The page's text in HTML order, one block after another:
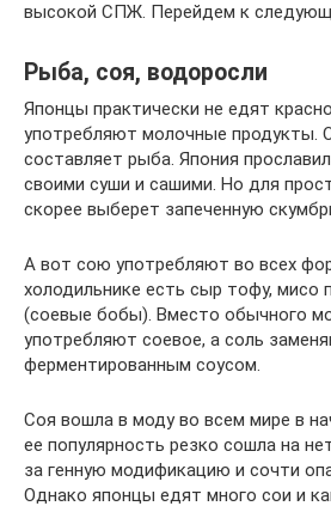
высокой СПЖ. Перейдем к
Рыба, соя, водоросли
Японцы практически не едят
употребляют молочные продукты.
составляет рыба. Япония
своими суши и сашими. Но для
скорее выберет запеченную
А вот сою употребляют во всех
холодильнике есть сыр тофу, мисо
(соевые бобы). Вместо обычного
употребляют соевое, а соль
ферментированным соусом.
Соя вошла в моду во всем мире в
ее популярность резко сошла на
за генную модификацию и сочти
Однако японцы едят много сои и